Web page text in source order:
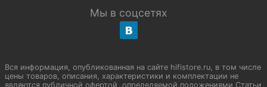
Мы в соцсетях
Вся информация, опубликованная на сайте hifistore.ru, в том числе
цены товаров, описания, характеристики и комплектации не
являются публичной офертой, определяемой положениями Статьи